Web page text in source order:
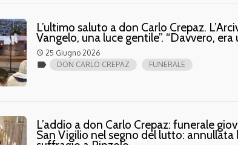
L’ultimo saluto a don Carlo Crepaz.
Vangelo, una luce gentile”. “Davvero,
access_time 25 Giugno 2026
label DON CARLO CREPAZ FUNERALE
L’addio a don Carlo Crepaz: funerale
San Vigilio nel segno del lutto: annullata